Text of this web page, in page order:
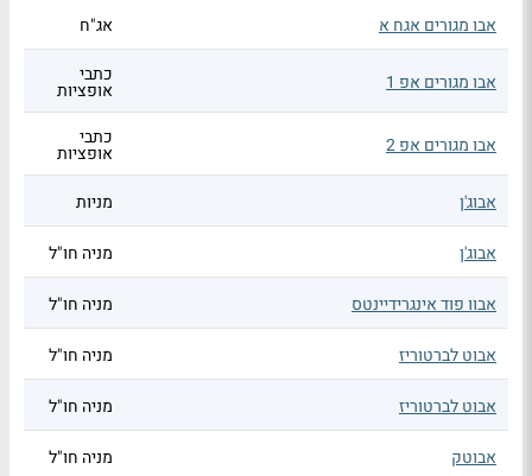
אבו מגורים אגח א אג"ח
אבו מגורים אפ 1 כתבי
אופציות
אבו מגורים אפ 2 כתבי
אופציות
אבוג'ן
מניות
אבוג'ן מניה חו"ל
אבוו פוד אינגרידיינטס מניה חו"ל
אבוט לברטוריז מניה חו"ל
אבוט לברטוריז מניה חו"ל
אבוטק מניה חו"ל